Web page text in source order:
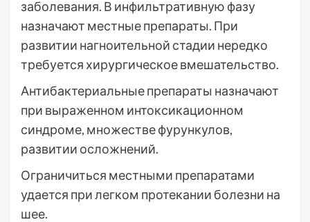
заболевания. В инфильтративную фазу
назначают местные препараты. При
развитии нагноительной стадии нередко
требуется хирургическое вмешательство.
Антибактериальные препараты назначают
при выраженном интоксикационном
синдроме, множестве фурункулов,
развитии осложнений.
Ограничиться местными препаратами
удается при легком протекании болезни на
шее.